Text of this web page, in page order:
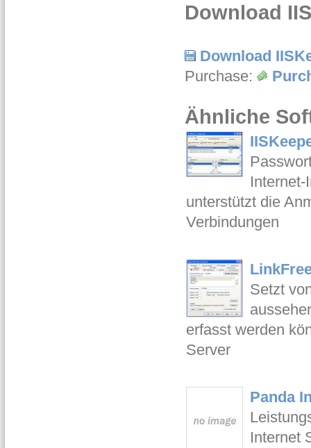
Download
Download
Purchase:
Ähnliche
unterstützt die
Verbindungen
Setzt
erfasst werden
Server
Panda
Internet